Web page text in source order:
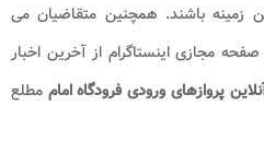
زمینه باشند. همچنین متقاضیان می
مجازی اینستاگرام از آخرین اخبار
پروازهای ورودی فرودگاه امام​ مطلع